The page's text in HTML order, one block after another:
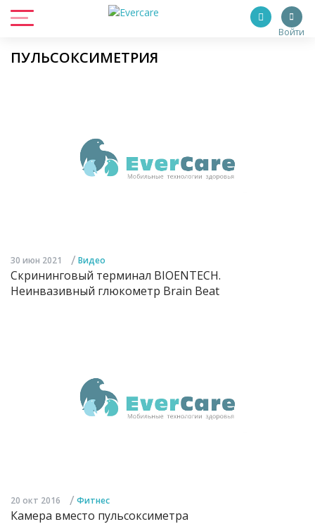
Войти
ПУЛЬСОКСИМЕТРИЯ
30 июн 2021 / Видео
Скрининговый терминал BIOENTECH.
Неинвазивный глюкометр Brain Beat
20 окт 2016 / Фитнес
Камера вместо пульсоксиметра